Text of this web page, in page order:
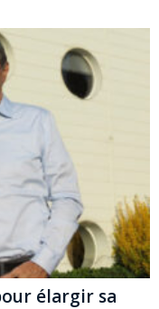
élargir sa